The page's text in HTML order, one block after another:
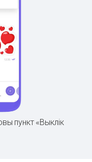
пункт «Выклік